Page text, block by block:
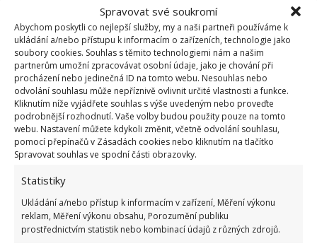
Spravovat své soukromí
Abychom poskytli co nejlepší služby, my a naši partneři používáme k
ukládání a/nebo přístupu k informacím o zařízeních, technologie jako
soubory cookies. Souhlas s těmito technologiemi nám a našim
partnerům umožní zpracovávat osobní údaje, jako je chování při
procházení nebo jedinečná ID na tomto webu. Nesouhlas nebo
odvolání souhlasu může nepříznivě ovlivnit určité vlastnosti a funkce.
Kliknutím níže vyjádřete souhlas s výše uvedeným nebo proveďte
podrobnější rozhodnutí. Vaše volby budou použity pouze na tomto
webu. Nastavení můžete kdykoli změnit, včetně odvolání souhlasu,
pomocí přepínačů v Zásadách cookies nebo kliknutím na tlačítko
Spravovat souhlas ve spodní části obrazovky.
Statistiky
Ukládání a/nebo přístup k informacím v zařízení, Měření výkonu
reklam, Měření výkonu obsahu, Porozumění publiku
prostřednictvím statistik nebo kombinací údajů z různých zdrojů.
Retro kvíz o domácnosti za socialismu: Kdysi
běžné předměty v 12 otázkách připomenou
každodenní život
17.6.2026 Zajímavosti
Ochlazení domácnosti přes venkovní vedra a
bez drahé klimatizace. Klíčem je i noční větrání
31.5.2026 Rady a tipy
1 2